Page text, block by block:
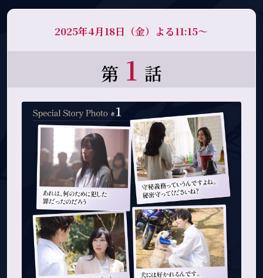
2025年4月18日（金）よる11:15～
第 1 話